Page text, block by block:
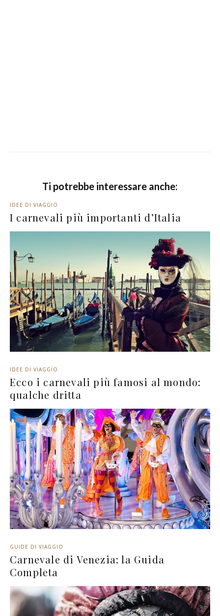
Ti potrebbe interessare anche:
IDEE DI VIAGGIO
I carnevali più importanti d’Italia
IDEE DI VIAGGIO
Ecco i carnevali più famosi al mondo:
qualche dritta
GUIDE DI VIAGGIO
Carnevale di Venezia: la Guida
Completa